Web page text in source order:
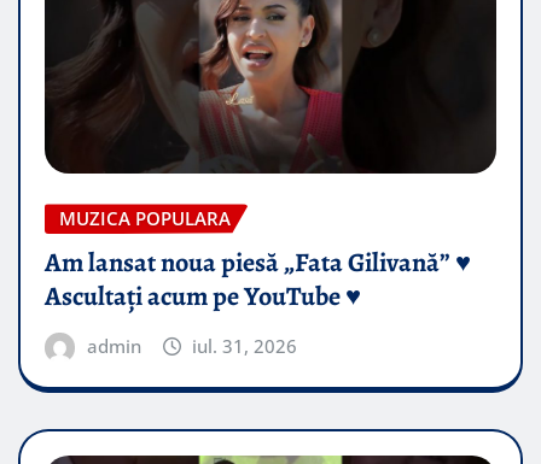
MUZICA POPULARA
Am lansat noua piesă „Fata Gilivană” ♥️
Ascultați acum pe YouTube ♥️
admin iul. 31, 2026